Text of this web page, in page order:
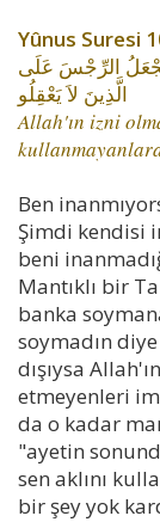
Yûnus Suresi
الرِّجْسَ عَلَى
الَّذِينَ لاَ يَعْقِلُو
Allah'ın izni
Ben
Şimdi kendisi
beni
Mantıklı bir
banka
soymadın
dışıysa
etmeyenleri
da o kadar
"ayetin
sen aklını
bir şey yok